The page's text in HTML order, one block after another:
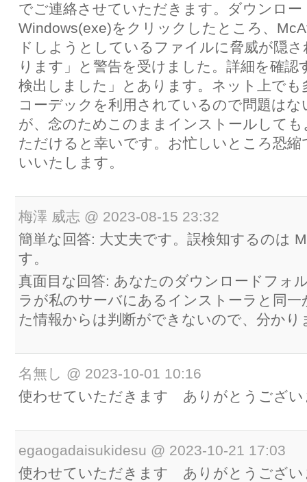
でご連絡させていただきます。ダウンロ
Windows(exe)をクリックしたところ、
ドしようとしているファイルに脅威が隠
ります」と警告を受けました。詳細を確
検出しました」とあります。ネット上でも
コーデックを利用されているので問題は
が、念のためこのままインストールして
ただけると幸いです。お忙しいところ恐
いいたします。
梅澤 威志 @ 2023-08-15 23:32
簡単な回答: 大丈夫です。誤検知するのは
す。
真面目な回答: あなたのダウンロードフォ
ラが私のサーバにあるインストーラと同
た情報からは判断ができないので、分かり
名無し @ 2023-10-01 10:16
使わせていただきます ありがとうござい
egaogadaisukidesu @ 2023-10-21 17:03
使わせていただきます ありがとうござい